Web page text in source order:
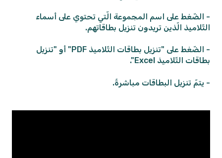
- الضّغط على اسم المجموعة الّتي تحتوي على أسماء
التّلاميذ الّذين تريدون تنزيل بطاقاتهم.
- الضّغط على "تنزيل بطاقات التّلاميذ PDF" أو "تنزيل
بطاقات التّلاميذ Excel".
- يتمّ تنزيل البطاقات مباشرةً.